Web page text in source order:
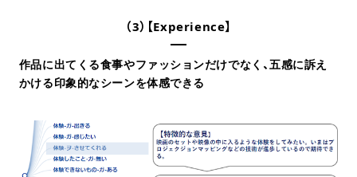
（3）【Experience】
作品に出てくる食事やファッションだけでなく、五感に訴え
かける印象的なシーンを体感できる